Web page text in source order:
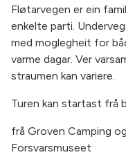
Fløtarvegen er ein
enkelte parti.
med moglegheit for
varme dagar. Ver
straumen kan variere.
Turen kan startast frå
frå Groven Camping
Forsvarsmuseet